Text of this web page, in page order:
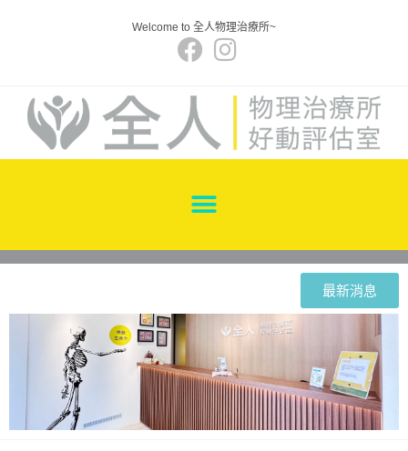
Welcome to 全人物理治療所~
最新消息